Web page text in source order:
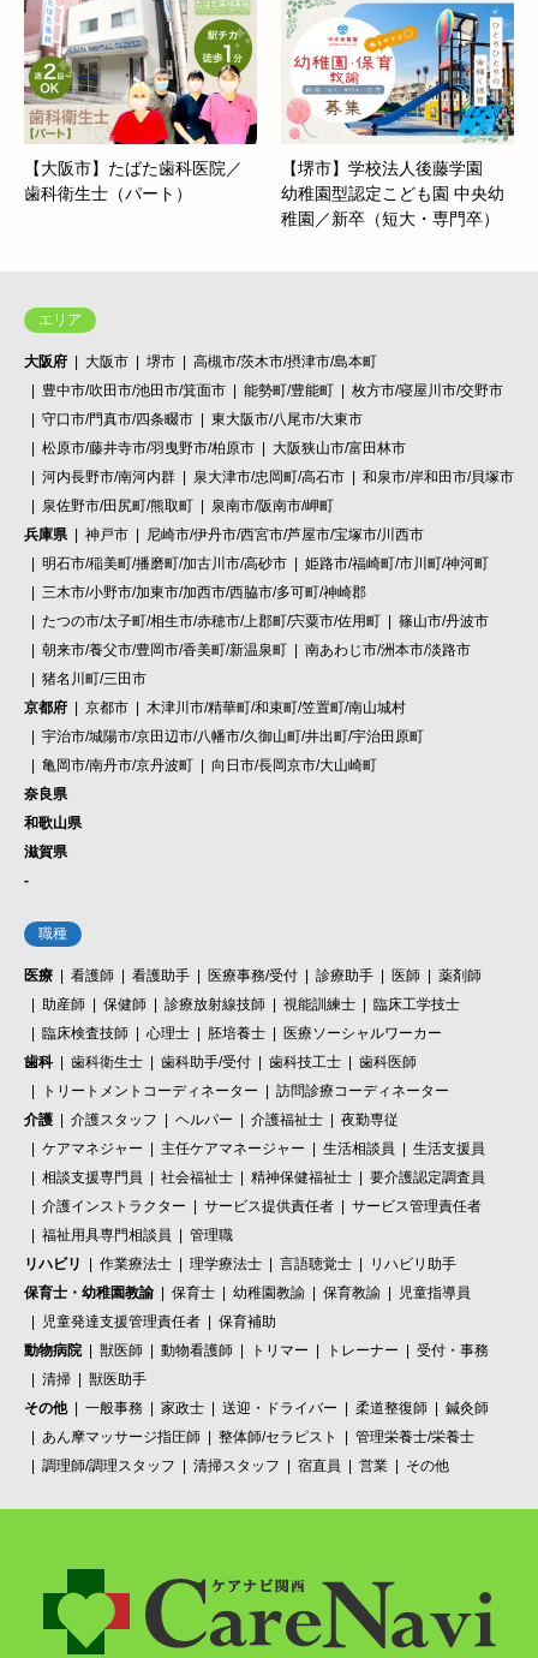
【大阪市】たばた歯科医院／
歯科衛生士（パート）
【堺市】学校法人後藤学園
幼稚園型認定こども園 中央幼
稚園／新卒（短大・専門卒）
エリア
大阪府 大阪市 堺市
高槻市/茨木市/摂津市/島本町
豊中市/吹田市/池田市/箕面市
能勢町/豊能町
枚方市/寝屋川市/交野市
守口市/門真市/四条畷市
東大阪市/八尾市/大東市
松原市/藤井寺市/羽曳野市/柏原市
大阪狭山市/富田林市
河内長野市/南河内群
泉大津市/忠岡町/高石市
和泉市/岸和田市/貝塚市
泉佐野市/田尻町/熊取町
泉南市/阪南市/岬町
兵庫県
神戸市
尼崎市/伊丹市/西宮市/芦屋市/宝塚市/川西市
明石市/稲美町/播磨町/加古川市/高砂市
姫路市/福崎町/市川町/神河町
三木市/小野市/加東市/加西市/西脇市/多可町/神崎郡
たつの市/太子町/相生市/赤穂市/上郡町/宍粟市/佐用町
篠山市/丹波市
朝来市/養父市/豊岡市/香美町/新温泉町
南あわじ市/洲本市/淡路市
猪名川町/三田市
京都府
京都市
木津川市/精華町/和束町/笠置町/南山城村
宇治市/城陽市/京田辺市/八幡市/久御山町/井出町/宇治田原町
亀岡市/南丹市/京丹波町
向日市/長岡京市/大山崎町
奈良県
和歌山県
滋賀県
-
職種
医療 看護師 看護助手 医療事務/受付 診療助手 医師
薬剤師
助産師
保健師 診療放射線技師 視能訓練士
臨床工学技士
臨床検査技師
心理士 胚培養士
医療ソーシャルワーカー
歯科
歯科衛生士 歯科助手/受付 歯科技工士
歯科医師
トリートメントコーディネーター
訪問診療コーディネーター
介護
介護スタッフ ヘルパー 介護福祉士
夜勤専従
ケアマネジャー
主任ケアマネージャー 生活相談員
生活支援員
相談支援専門員
社会福祉士 精神保健福祉士
要介護認定調査員
介護インストラクター
サービス提供責任者
サービス管理責任者
福祉用具専門相談員
管理職
リハビリ
作業療法士 理学療法士 言語聴覚士
リハビリ助手
保育士・幼稚園教諭
保育士 幼稚園教諭 保育教諭
児童指導員
児童発達支援管理責任者
保育補助
動物病院
獣医師 動物看護師 トリマー トレーナー
受付・事務
清掃
獣医助手
その他
一般事務 家政士 送迎・ドライバー 柔道整復師
鍼灸師
あん摩マッサージ指圧師
整体師/セラピスト
管理栄養士/栄養士
調理師/調理スタッフ
清掃スタッフ 宿直員 営業 その他